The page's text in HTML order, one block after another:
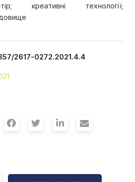
креативні технології;
2617-0272.2021.4.4